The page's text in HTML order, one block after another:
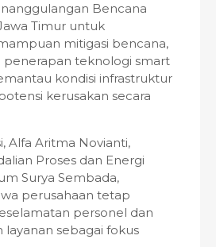
Bencana
Timur untuk
mitigasi bencana,
teknologi smart
kondisi infrastruktur
kerusakan secara
Alfa Aritma Novianti,
Proses dan Energi
Surya Sembada,
perusahaan tetap
personel dan
sebagai fokus